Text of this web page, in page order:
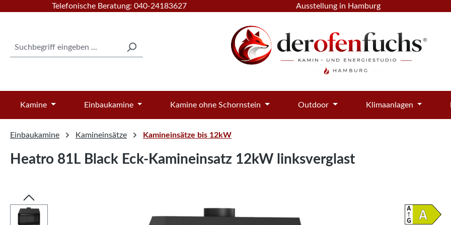
Hauptinhalt springen
Zur Suche springen
Zur Hauptnavigation springen
Telefonische Beratung: 040-24183627 Ausstellung in Hamburg
Kamine Einbaukamine Kamine ohne Schornstein Outdoor Klimaanlagen
Einbaukamine Kamineinsätze Kamineinsätze bis 12kW
Heatro 81L Black Eck-Kamineinsatz 12kW linksverglast
Bildergalerie überspringen